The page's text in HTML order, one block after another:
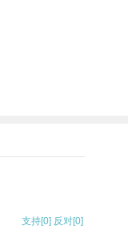
支持[0] 反对[0]